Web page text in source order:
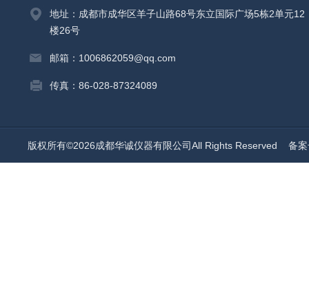
地址：成都市成华区羊子山路68号东立国际广场5栋2单元12
楼26号
邮箱：1006862059@qq.com
传真：86-028-87324089
版权所有©2026成都华诚仪器有限公司All Rights Reserved 备